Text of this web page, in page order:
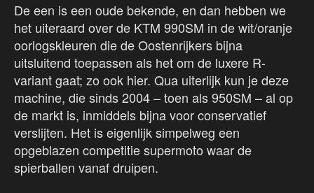
De een is een oude bekende, en dan hebben we
het uiteraard over de KTM 990SM in de wit/oranje
oorlogskleuren die de Oostenrijkers bijna
uitsluitend toepassen als het om de luxere R-
variant gaat; zo ook hier. Qua uiterlijk kun je deze
machine, die sinds 2004 – toen als 950SM – al op
de markt is, inmiddels bijna voor conservatief
verslijten. Het is eigenlijk simpelweg een
opgeblazen competitie supermoto waar de
spierballen vanaf druipen.